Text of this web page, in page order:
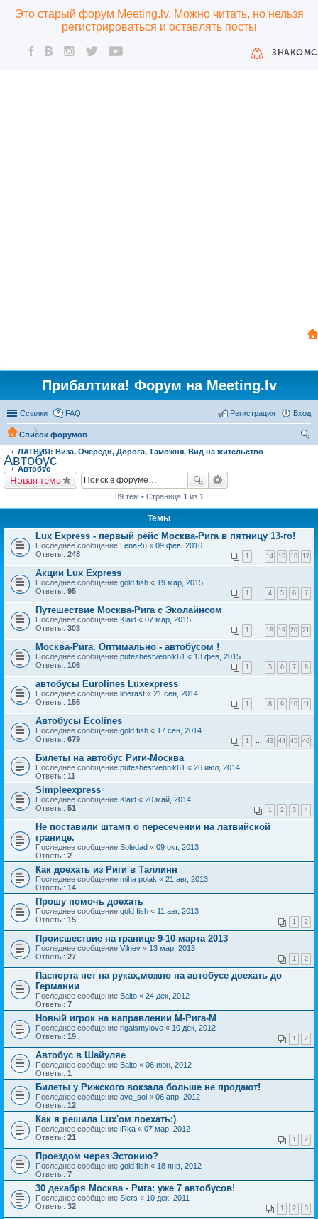
Это старый форум Meeting.lv. Можно читать, но нельзя
регистрироваться и оставлять посты
Прибалтика! Форум на Meeting.lv
Ссылки FAQ Вход
Регистрация
Список форумов
ЛАТВИЯ: Виза, Очереди, Дорога, Таможня, Вид на жительство
Автобус
Автобус
Новая тема
39 тем • Страница 1 из 1
Темы
Lux Express - первый рейс Москва-Рига в пятницу 13-го!
Последнее сообщение LenaRu « 09 фев, 2016
Ответы: 248 1 … 14 15 16 17
Акции Lux Express
Последнее сообщение gold fish « 19 мар, 2015
Ответы: 95 1 … 4 5 6 7
Путешествие Москва-Рига с Эколайнсом
Последнее сообщение Klaid « 07 мар, 2015
Ответы: 303 1 … 18 19 20 21
Москва-Рига. Оптимально - автобусом !
Последнее сообщение puteshestvennik61 « 13 фев, 2015
Ответы: 106 1 … 5 6 7 8
автобусы Eurolines Luxexpress
Последнее сообщение liberast « 21 сен, 2014
Ответы: 156 1 … 8 9 10 11
Автобусы Ecolines
Последнее сообщение gold fish « 17 сен, 2014
Ответы: 679 1 … 43 44 45 46
Билеты на автобус Риги-Москва
Последнее сообщение puteshestvennik61 « 26 июл, 2014
Ответы: 11
Simpleexpress
Последнее сообщение Klaid « 20 май, 2014
Ответы: 51 1 2 3 4
Не поставили штамп о пересечении на латвийской
границе.
Последнее сообщение Soledad « 09 окт, 2013
Ответы: 2
Как доехать из Риги в Таллинн
Последнее сообщение miha polak « 21 авг, 2013
Ответы: 14
Прошу помочь доехать
Последнее сообщение gold fish « 11 авг, 2013
Ответы: 15 1 2
Происшествие на границе 9-10 марта 2013
Последнее сообщение Vilnev « 13 мар, 2013
Ответы: 27 1 2
Паспорта нет на руках,можно на автобусе доехать до
Германии
Последнее сообщение Balto « 24 дек, 2012
Ответы: 7
Новый игрок на направлении М-Рига-М
Последнее сообщение rigaismylove « 10 дек, 2012
Ответы: 19 1 2
Автобус в Шайуляе
Последнее сообщение Balto « 06 июн, 2012
Ответы: 1
Билеты у Рижского вокзала больше не продают!
Последнее сообщение ave_sol « 06 апр, 2012
Ответы: 12
Как я решила Lux'ом поехать:)
Последнее сообщение iRka « 07 мар, 2012
Ответы: 21 1 2
Проездом через Эстонию?
Последнее сообщение gold fish « 18 янв, 2012
Ответы: 7
30 декабря Москва - Рига: уже 7 автобусов!
Последнее сообщение Siers « 10 дек, 2011
Ответы: 32 1 2 3